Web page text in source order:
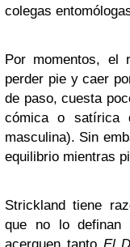
colegas
Por momentos, el
perder pie y caer
de paso, cuesta
cómica o satírica
masculina). Sin
equilibrio mientras
Strickland tiene
que no lo